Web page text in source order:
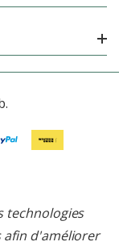
technologies
afin d'améliorer